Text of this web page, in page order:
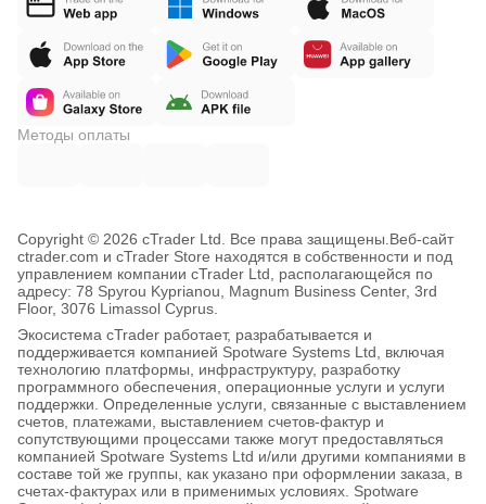
Методы оплаты
Copyright © 2026 cTrader Ltd. Все права защищены. Веб-сайт
ctrader.com и cTrader Store находятся в собственности и под
управлением компании cTrader Ltd, располагающейся по
адресу: 78 Spyrou Kyprianou, Magnum Business Center, 3rd
Floor, 3076 Limassol Cyprus.
Экосистема cTrader работает, разрабатывается и
поддерживается компанией Spotware Systems Ltd, включая
технологию платформы, инфраструктуру, разработку
программного обеспечения, операционные услуги и услуги
поддержки. Определенные услуги, связанные с выставлением
счетов, платежами, выставлением счетов-фактур и
сопутствующими процессами также могут предоставляться
компанией Spotware Systems Ltd и/или другими компаниями в
составе той же группы, как указано при оформлении заказа, в
счетах-фактурах или в применимых условиях. Spotware